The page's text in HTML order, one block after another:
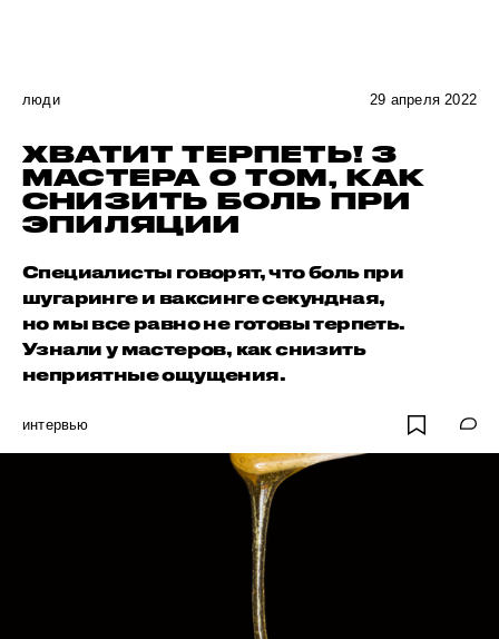
люди 29 апреля 2022
ХВАТИТ ТЕРПЕТЬ! 3
МАСТЕРА О ТОМ, КАК
СНИЗИТЬ БОЛЬ ПРИ
ЭПИЛЯЦИИ
Специалисты говорят, что боль при
шугаринге и ваксинге секундная,
но мы все равно не готовы терпеть.
Узнали у мастеров, как снизить
неприятные ощущения.
интервью